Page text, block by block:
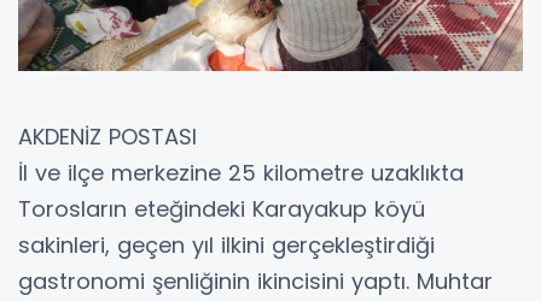
AKDENİZ POSTASI
İl ve ilçe merkezine 25 kilometre uzaklıkta
Torosların eteğindeki Karayakup köyü
sakinleri, geçen yıl ilkini gerçekleştirdiği
gastronomi şenliğinin ikincisini yaptı. Muhtar